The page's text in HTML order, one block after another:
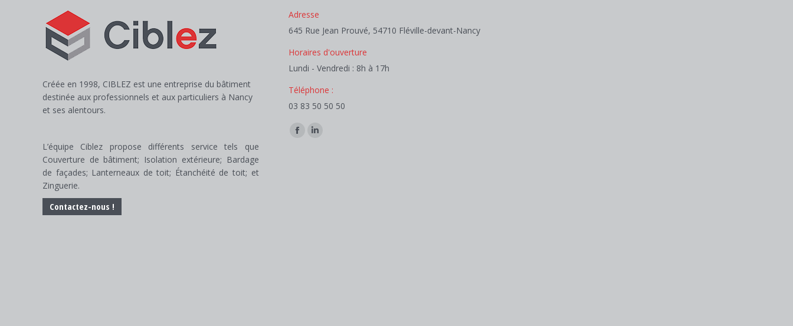
Créée en 1998, CIBLEZ est une entreprise du bâtiment
destinée aux professionnels et aux particuliers à Nancy
et ses alentours.
L’équipe Ciblez propose différents service tels que
Couverture de bâtiment; Isolation extérieure; Bardage
de façades; Lanterneaux de toit; Étanchéité de toit; et
Zinguerie.
Contactez-nous !
Adresse
645 Rue Jean Prouvé, 54710 Fléville-devant-Nancy
Horaires d'ouverture
Lundi - Vendredi : 8h à 17h
Téléphone :
03 83 50 50 50
Trouvez nous sur :
Facebook
LinkedIn